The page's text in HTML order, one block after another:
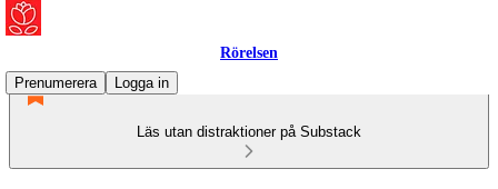
Rörelsen
Prenumerera
Logga in
Läs utan distraktioner på Substack